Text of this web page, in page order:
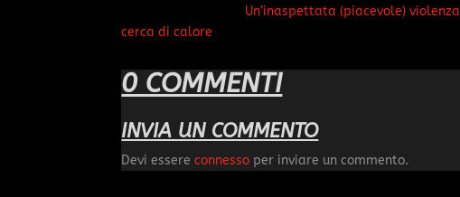
Un’inaspettata (piacevole) violenza
cerca di calore
0 COMMENTI
INVIA UN COMMENTO
Devi essereconnesso per inviare un commento.